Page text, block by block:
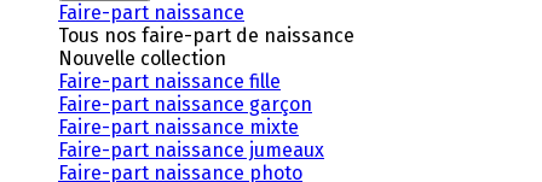
Faire-part naissance
Tous nos faire-part de naissance
Nouvelle collection
Faire-part naissance fille
Faire-part naissance garçon
Faire-part naissance mixte
Faire-part naissance jumeaux
Faire-part naissance photo